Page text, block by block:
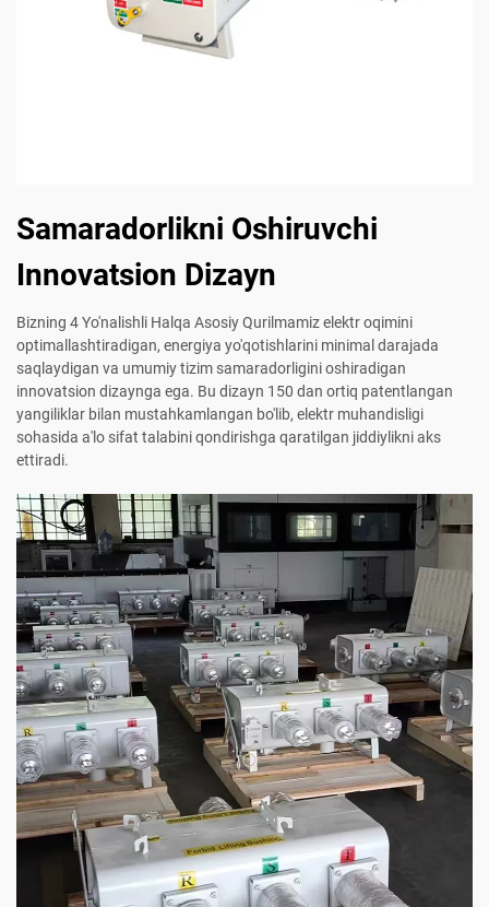
Samaradorlikni Oshiruvchi
Innovatsion Dizayn
Bizning 4 Yo'nalishli Halqa Asosiy Qurilmamiz elektr oqimini
optimallashtiradigan, energiya yo'qotishlarini minimal darajada
saqlaydigan va umumiy tizim samaradorligini oshiradigan
innovatsion dizaynga ega. Bu dizayn 150 dan ortiq patentlangan
yangiliklar bilan mustahkamlangan bo'lib, elektr muhandisligi
sohasida a'lo sifat talabini qondirishga qaratilgan jiddiylikni aks
ettiradi.